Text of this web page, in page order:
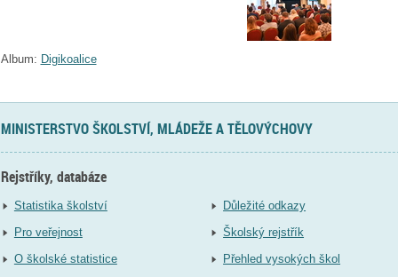
Album: Digikoalice
MINISTERSTVO ŠKOLSTVÍ, MLÁDEŽE A TĚLOVÝCHOVY
Rejstříky, databáze
Statistika školství
Pro veřejnost
O školské statistice
Důležité odkazy
Školský rejstřík
Přehled vysokých škol